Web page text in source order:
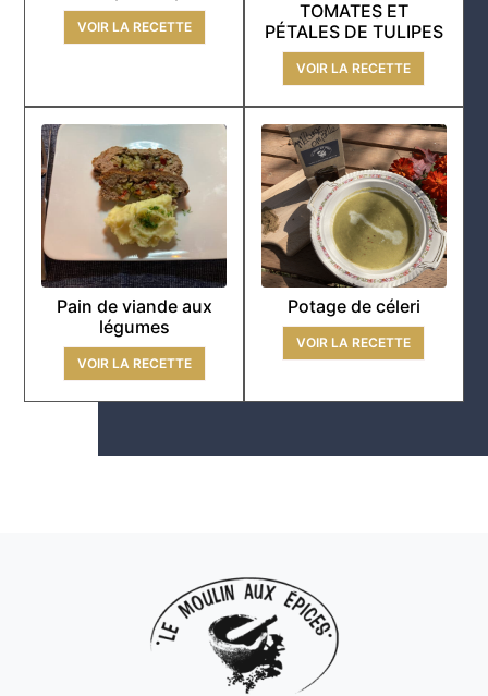
VOIR LA RECETTE
TOMATES ET
PÉTALES DE TULIPES
VOIR LA RECETTE
Pain de viande aux
légumes
VOIR LA RECETTE
Potage de céleri
VOIR LA RECETTE